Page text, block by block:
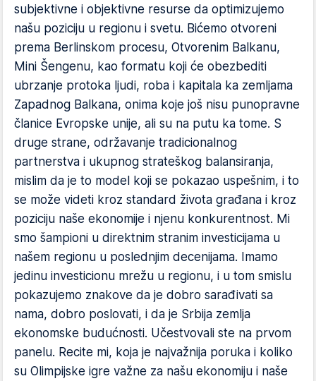
subjektivne i objektivne resurse da optimizujemo
našu poziciju u regionu i svetu. Bićemo otvoreni
prema Berlinskom procesu, Otvorenim Balkanu,
Mini Šengenu, kao formatu koji će obezbediti
ubrzanje protoka ljudi, roba i kapitala ka zemljama
Zapadnog Balkana, onima koje još nisu punopravne
članice Evropske unije, ali su na putu ka tome. S
druge strane, održavanje tradicionalnog
partnerstva i ukupnog strateškog balansiranja,
mislim da je to model koji se pokazao uspešnim, i to
se može videti kroz standard života građana i kroz
poziciju naše ekonomije i njenu konkurentnost. Mi
smo šampioni u direktnim stranim investicijama u
našem regionu u poslednjim decenijama. Imamo
jedinu investicionu mrežu u regionu, i u tom smislu
pokazujemo znakove da je dobro sarađivati sa
nama, dobro poslovati, i da je Srbija zemlja
ekonomske budućnosti. Učestvovali ste na prvom
panelu. Recite mi, koja je najvažnija poruka i koliko
su Olimpijske igre važne za našu ekonomiju i naše